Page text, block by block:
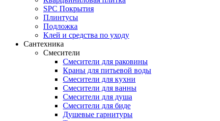
SPC Покрытия
Плинтусы
Подложка
Клей и средства по уходу
Сантехника
Смесители
Смесители для раковины
Краны для питьевой воды
Смесители для кухни
Смесители для ванны
Смесители для душа
Смесители для биде
Душевые гарнитуры